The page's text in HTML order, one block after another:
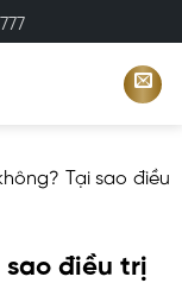
Tại sao điều
sao điều trị